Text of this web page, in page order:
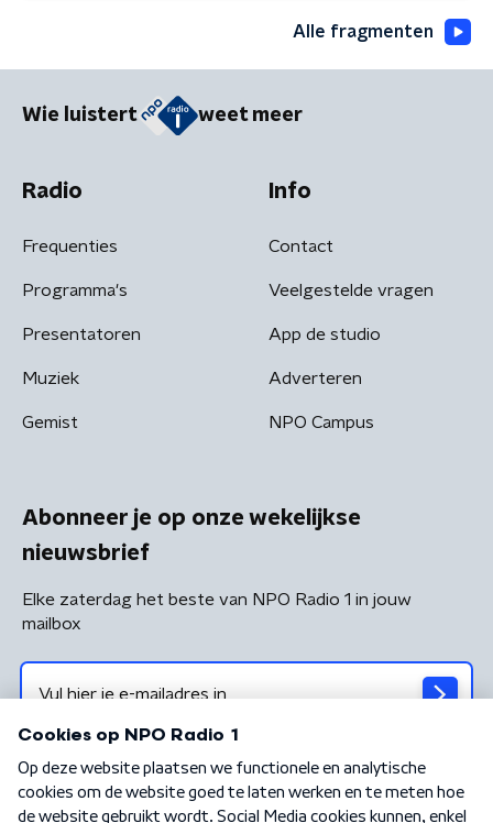
Alle fragmenten
Wie luistert weet meer
Radio
Frequenties
Programma's
Presentatoren
Muziek
Gemist
Info
Contact
Veelgestelde vragen
App de studio
Adverteren
NPO Campus
Abonneer je op onze wekelijkse
nieuwsbrief
Elke zaterdag het beste van NPO Radio 1 in jouw
mailbox